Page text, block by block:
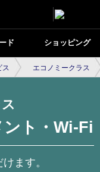
ド ショッピング
ス エコノミークラス
ト・Wi-Fi
ます。